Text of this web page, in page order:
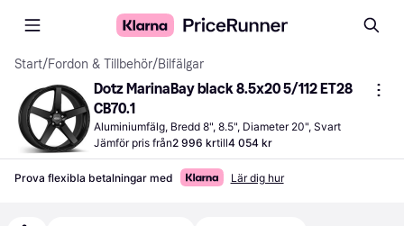
Start/Fordon & Tillbehör/Bilfälgar
Dotz MarinaBay black 8.5x20 5/112 ET28
CB70.1
Aluminiumfälg, Bredd 8", 8.5", Diameter 20", Svart
Jämför pris från2 996 krtill4 054 kr
Prova flexibla betalningar med Lär dig hur